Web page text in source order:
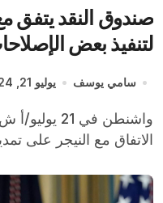
صندوق النقد يتفق
لتنفيذ بعض
سامي يوسف يوليو 21, 2024
واشنطن في 21 يوليو/أ ش أ/أكد صندوق النقد الدولي
الاتفاق مع النيجر على